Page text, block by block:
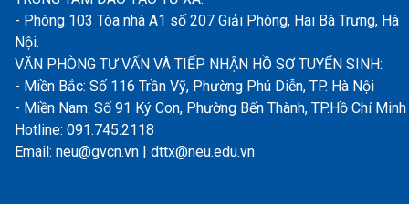
- Phòng 103 Tòa nhà A1 số 207 Giải Phóng, Hai Bà Trưng, Hà
Nội.
VĂN PHÒNG TƯ VẤN VÀ TIẾP NHẬN HỒ SƠ TUYỂN SINH:
- Miền Bắc: Số 116 Trần Vỹ, Phường Phú Diễn, TP. Hà Nội
- Miền Nam: Số 91 Ký Con, Phường Bến Thành, TP.Hồ Chí Minh
Hotline: 091.745.2118
Email: neu@gvcn.vn | dttx@neu.edu.vn